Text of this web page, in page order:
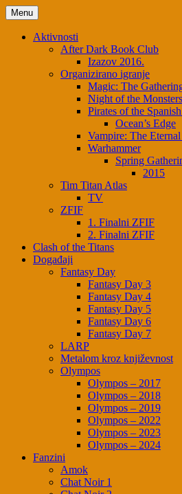
Skip
to
content
Menu
Aktivnosti
After Dark Book Club
Izazov 2016.
Organizirano igranje
Magic: The
Night of the Monsters
Pirates of the
Ocean’s Edge
Vampire: The
Warhammer
Spring
2015
Tim Titan Atlas
TV
ZFIF
1. Finalni ZFIF
2. Finalni ZFIF
Clash of the Titans
Događaji
Fantasy Day
Fantasy Day 3
Fantasy Day 4
Fantasy Day 5
Fantasy Day 6
Fantasy Day 7
LARP
Metalom kroz književnost
Olympos
Olympos – 2017
Olympos – 2018
Olympos – 2019
Olympos – 2022
Olympos – 2023
Olympos – 2024
Fanzini
Amok
Chat Noir 1